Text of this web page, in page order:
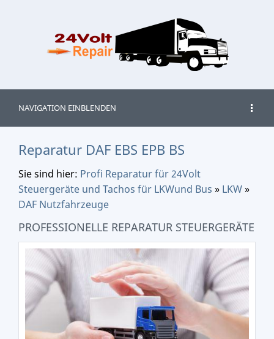
NAVIGATION EINBLENDEN
Reparatur DAF EBS EPB BS
Sie sind hier: Profi Reparatur für 24Volt
Steuergeräte und Tachos für LKWund Bus » LKW»
DAF Nutzfahrzeuge
PROFESSIONELLE REPARATUR STEUERGERÄTE